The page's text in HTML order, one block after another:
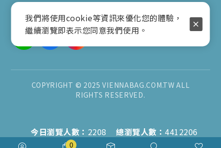
臉書粉絲專頁
COPYRIGHT © 2025 VIENNABAG.COM.TW ALL
RIGHTS RESERVED.
今日瀏覽人數： 2208 總瀏覽人數：4412206
0
我們將使用cookie等資訊來優化您的體驗，
繼續瀏覽即表示您同意我們使用。